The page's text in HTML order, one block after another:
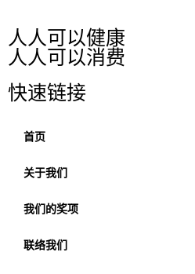
人人可以健康
人人可以消费
快速链接
首页
关于我们
我们的奖项
联络我们